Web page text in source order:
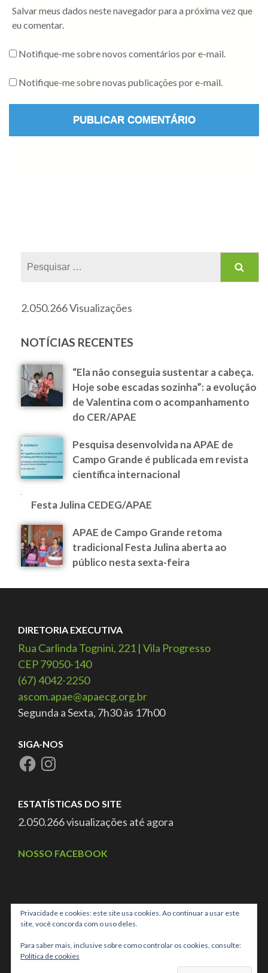
Salvar meus dados neste navegador para a próxima vez que
eu comentar.
Notifique-me sobre novos comentários por e-mail.
Notifique-me sobre novas publicações por e-mail.
2.050.266 Visualizações
NOTÍCIAS RECENTES
“Ela não conseguia sustentar a cabeça.
Hoje sobe escadas sozinha”: a evolução
de Valentina com o acompanhamento
do CER/APAE
Pesquisa desenvolvida na APAE de
Campo Grande é publicada em revista
científica internacional
Festa Julina CEDEG/APAE
APAE de Campo Grande retoma
tradicional Festa Julina aberta ao
público nesta sexta-feira
DIRETORIA EXECUTIVA
Rua Carlinda Tognini, 221 | Vila Progresso
CEP 79050-140
(67) 4042-2250
ascom.apae@apaecg.org.br
Segunda a Sexta, 7h30 às 17h00
SIGA-NOS
ESTATÍSTICAS DO SITE
2.050.266 visualizações até agora
NOSSO FACEBOOK
CNPJ: 03.025.707/0001-40 ASSOCIAÇÃO DE PAIS E AMIGOS
Privacidade e cookies: este site usa cookies. Ao continuar a usar este
site, você concorda com o uso deles.
Para saber mais, inclusive sobre como controlar os cookies, consulte:
Política de cookies